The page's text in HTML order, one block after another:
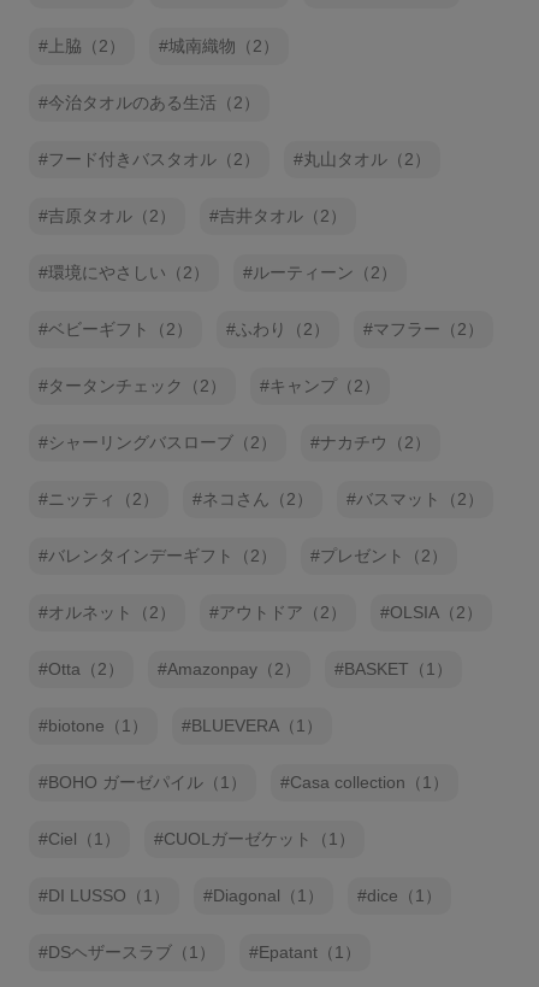
上脇（2） 城南織物（2）
今治タオルのある生活（2）
フード付きバスタオル（2） 丸山タオル（2）
吉原タオル（2） 吉井タオル（2）
環境にやさしい（2） ルーティーン（2）
ベビーギフト（2） ふわり（2） マフラー（2）
タータンチェック（2） キャンプ（2）
シャーリングバスローブ（2） ナカチウ（2）
ニッティ（2） ネコさん（2） バスマット（2）
バレンタインデーギフト（2） プレゼント（2）
オルネット（2） アウトドア（2） OLSIA（2）
Otta（2） Amazonpay（2） BASKET（1）
biotone（1） BLUEVERA（1）
BOHO ガーゼパイル（1） Casa collection（1）
Ciel（1） CUOLガーゼケット（1）
DI LUSSO（1） Diagonal（1） dice（1）
DSヘザースラブ（1） Epatant（1）